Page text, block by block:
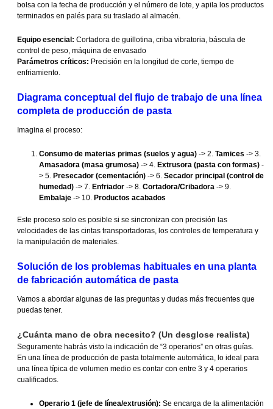
bolsa con la fecha de producción y el número de lote, y apila los productos
terminados en palés para su traslado al almacén.
Equipo esencial: Cortadora de guillotina, criba vibratoria, báscula de
control de peso, máquina de envasado
Parámetros críticos: Precisión en la longitud de corte, tiempo de
enfriamiento.
Diagrama conceptual del flujo de trabajo de una línea
completa de producción de pasta
Imagina el proceso:
Consumo de materias primas (suelos y agua)-> 2. Tamices -> 3.
Amasadora (masa grumosa)-> 4. Extrusora (pasta con formas)-
> 5. Presecador (cementación)-> 6. Secador principal (control de
humedad)-> 7. Enfriador-> 8. Cortadora/Cribadora-> 9.
Embalaje-> 10. Productos acabados
Este proceso solo es posible si se sincronizan con precisión las
velocidades de las cintas transportadoras, los controles de temperatura y
la manipulación de materiales.
Solución de los problemas habituales en una planta
de fabricación automática de pasta
Vamos a abordar algunas de las preguntas y dudas más frecuentes que
puedas tener.
¿Cuánta mano de obra necesito? (Un desglose realista)
Seguramente habrás visto la indicación de “3 operarios” en otras guías.
En una línea de producción de pasta totalmente automática, lo ideal para
una línea típica de volumen medio es contar con entre 3 y 4 operarios
cualificados.
Operario 1 (jefe de línea/extrusión): Se encarga de la alimentación